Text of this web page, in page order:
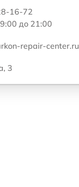
16-72
до 21:00
repair-center.ru
3